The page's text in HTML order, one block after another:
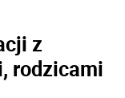
z
rodzicami